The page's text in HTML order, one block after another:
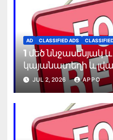
AD CLASSIFIED ADS
1 մեծ ննջասենյակ
կայանատեղի և
JUL 2, 2026 APPO